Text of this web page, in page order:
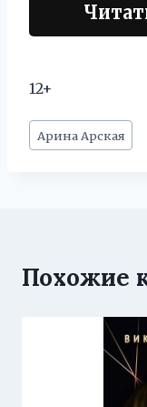
12+
Метки
записи:
Арина Арская
Похожие